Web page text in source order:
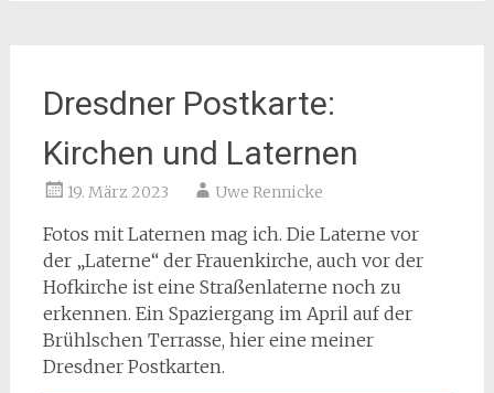
Dresdner Postkarte:
Kirchen und Laternen
19. März 2023 Uwe Rennicke
Fotos mit Laternen mag ich. Die Laterne vor
der „Laterne“ der Frauenkirche, auch vor der
Hofkirche ist eine Straßenlaterne noch zu
erkennen. Ein Spaziergang im April auf der
Brühlschen Terrasse, hier eine meiner
Dresdner Postkarten.